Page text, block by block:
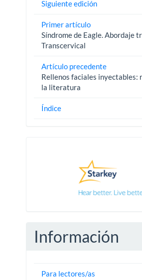
Siguiente edición
Primer artículo
Síndrome de Eagle. Abordaje
Transcervical
Artículo precedente
Rellenos faciales inyectables:
la literatura
Índice
Información
Para lectores/as